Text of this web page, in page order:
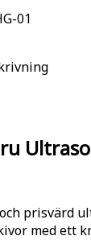
01
prisvärd
med ett